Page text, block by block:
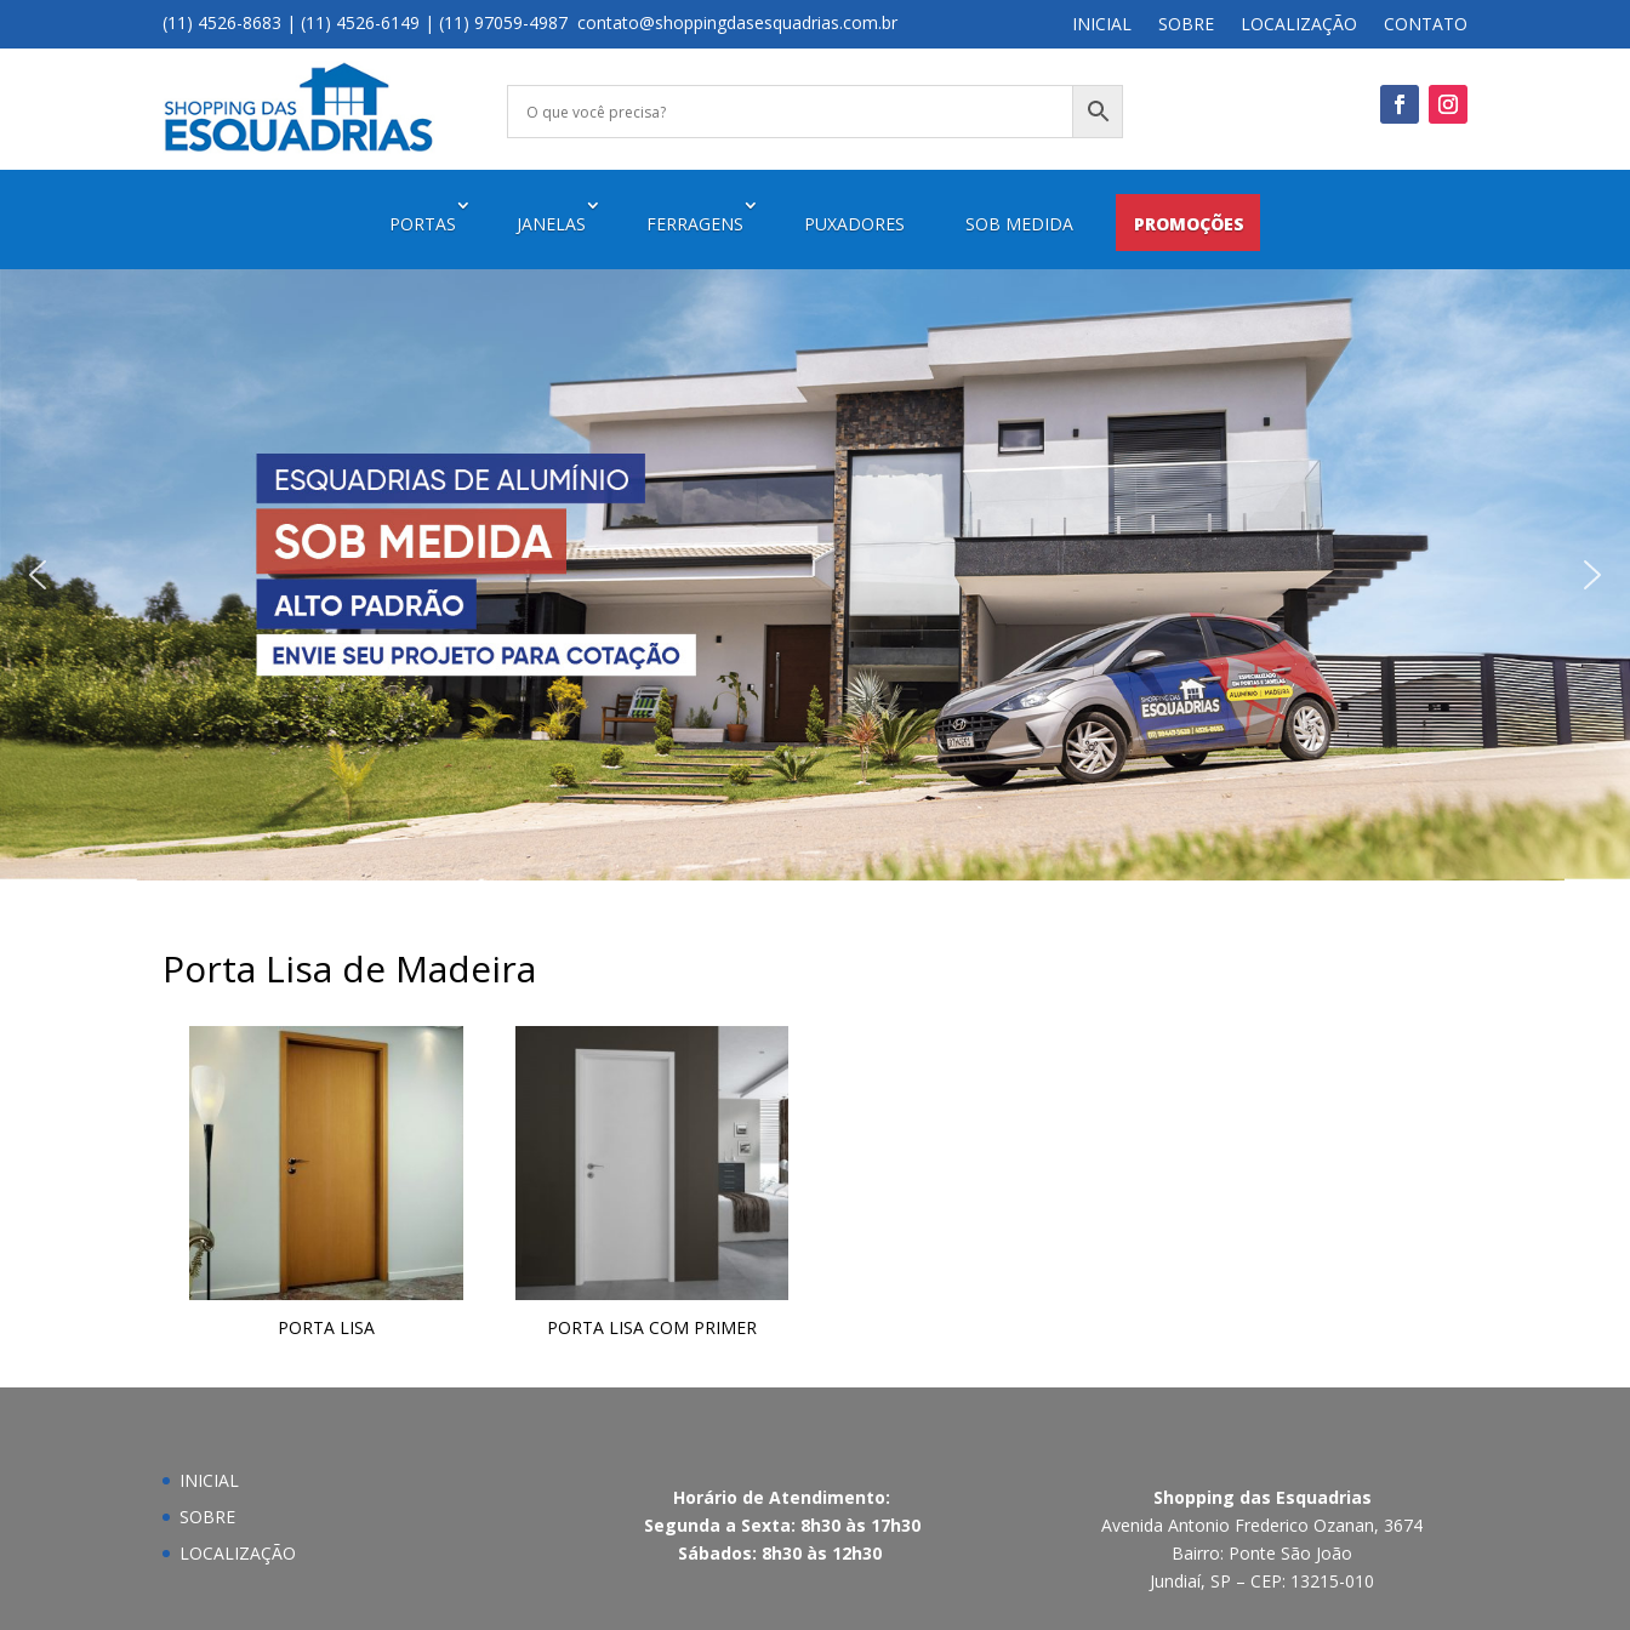
(11) 4526-8683 | (11) 4526-6149 | (11) 97059-4987 contato@shoppingdasesquadrias.com.br INICIAL SOBRE LOCALIZAÇÃO CONTATO
PORTAS JANELAS FERRAGENS PUXADORES SOB MEDIDA PROMOÇÕES
Porta Lisa de Madeira
PORTA LISA PORTA LISA COM PRIMER
INICIAL
SOBRE
LOCALIZAÇÃO
Horário de Atendimento:
Segunda a Sexta: 8h30 às 17h30
Sábados: 8h30 às 12h30
Shopping das Esquadrias
Avenida Antonio Frederico Ozanan, 3674
Bairro: Ponte São João
Jundiaí, SP – CEP: 13215-010